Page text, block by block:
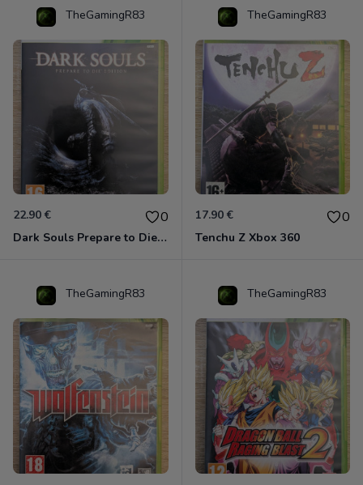
TheGamingR83
22.90 € 0
Dark Souls Prepare to Die Edition XBOX 360
TheGamingR83
17.90 € 0
Tenchu Z Xbox 360
TheGamingR83 TheGamingR83